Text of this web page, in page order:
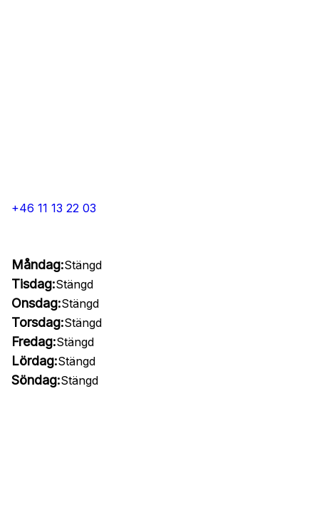
+46 11 13 22 03
Måndag:Stängd
Tisdag:Stängd
Onsdag:Stängd
Torsdag:Stängd
Fredag:Stängd
Lördag:Stängd
Söndag:Stängd